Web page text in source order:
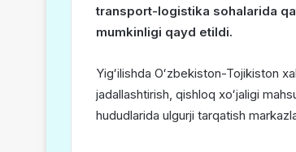
transport-logistika sohalarida
mumkinligi qayd etildi.
Yigʻilishda Oʻzbekiston-Tojikiston
jadallashtirish, qishloq xoʻjaligi
hududlarida ulgurji tarqatish